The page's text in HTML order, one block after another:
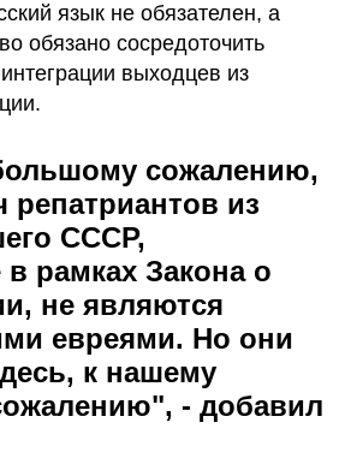
язык не обязателен, а
обязано сосредоточить
выходцев из
сожалению,
репатриантов из
СССР,
рамках Закона о
не являются
евреями. Но они
к нашему
- добавил